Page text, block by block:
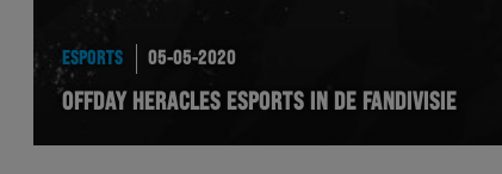
ESPORTS 05-05-2020
OFFDAY HERACLES ESPORTS IN DE FANDIVISIE